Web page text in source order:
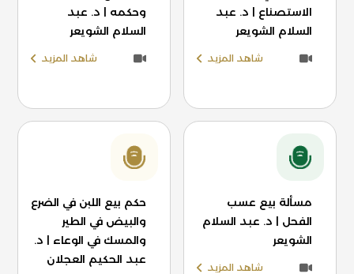
الاستصناع | د. عبد
السلام الشويعر
شاهد المزيد
وحكمه | د. عبد
السلام الشويعر
شاهد المزيد
مسألة بيع عسب
الفحل | د. عبد السلام
الشويعر
شاهد المزيد
حكم بيع اللبن في الضرع
والبيض في الطير
والمسك في الوعاء | د.
عبد الحكيم العجلان